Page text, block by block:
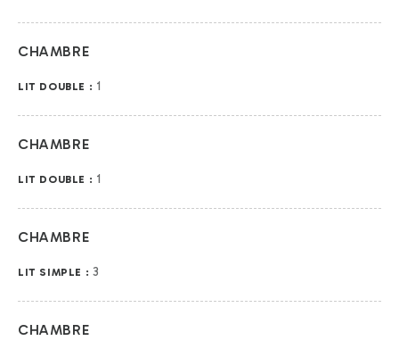
CHAMBRE
LIT DOUBLE : 1
CHAMBRE
LIT DOUBLE : 1
CHAMBRE
LIT SIMPLE : 3
CHAMBRE